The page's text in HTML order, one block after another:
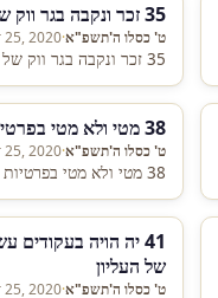
35 זכר ונקבה בגר ווק של עקודים
ט' כסלו ה'תשפ"א·
25, 2020
35 זכר ונקבה בגר ווק של עקודים
38 מטי ולא מטי בפרטיות
ט' כסלו ה'תשפ"א·
25, 2020
38 מטי ולא מטי בפרטיות
41 יה הויה
של העליון
ט' כסלו ה'תשפ"א·
25, 2020